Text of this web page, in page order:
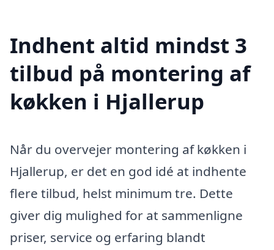
Indhent altid mindst 3
tilbud på montering af
køkken i Hjallerup
Når du overvejer montering af køkken i
Hjallerup, er det en god idé at indhente
flere tilbud, helst minimum tre. Dette
giver dig mulighed for at sammenligne
priser, service og erfaring blandt